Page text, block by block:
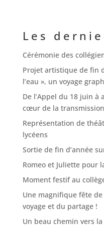
Les
Cérémonie des
Projet artistique de fin
l’eau », un voyage
De l’Appel du 18 juin à
cœur de la transmission
Représentation de
lycéens
Sortie de fin d’année
Romeo et Juliette pour
Moment festif au
Une magnifique fête de
voyage et du partage !
Un beau chemin vers